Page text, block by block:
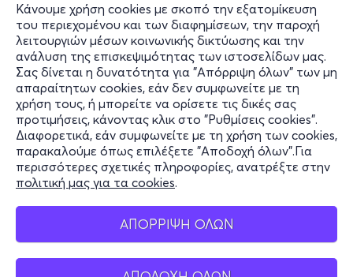
Κάνουμε χρήση cookies με σκοπό την εξατομίκευση
του περιεχομένου και των διαφημίσεων, την παροχή
λειτουργιών μέσων κοινωνικής δικτύωσης και την
ανάλυση της επισκεψιμότητας των ιστοσελίδων μας.
Σας δίνεται η δυνατότητα για "Απόρριψη όλων" των μη
απαραίτητων cookies, εάν δεν συμφωνείτε με τη
χρήση τους, ή μπορείτε να ορίσετε τις δικές σας
προτιμήσεις, κάνοντας κλικ στο "Ρυθμίσεις cookies".
Διαφορετικά, εάν συμφωνείτε με τη χρήση των cookies,
παρακαλούμε όπως επιλέξετε "Αποδοχή όλων".Για
περισσότερες σχετικές πληροφορίες, ανατρέξτε στην
πολιτική μας για τα cookies.
ΑΠΟΡΡΙΨΗ ΟΛΩΝ
Πληροφορίες
Υποστήριξη
Stay Connected
Mobile app